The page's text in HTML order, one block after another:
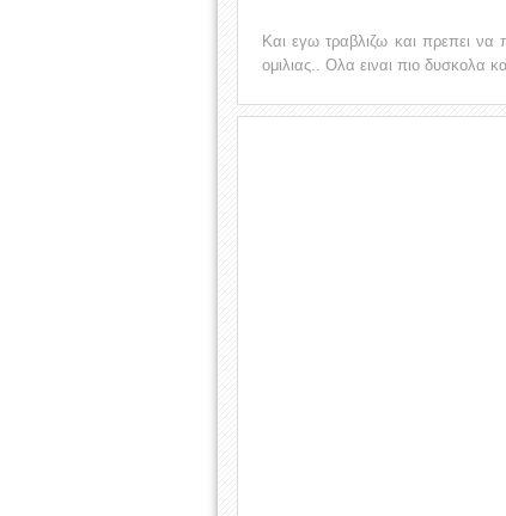
Και εγω τραβλιζω και πρεπει
ομιλιας.. Ολα ειναι πιο δυσκολα